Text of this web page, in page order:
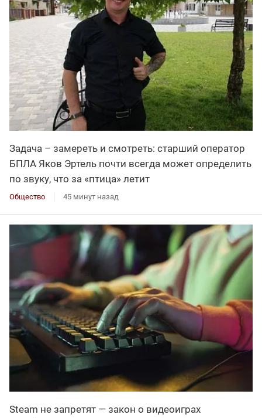
Задача – замереть и смотреть: старший оператор
БПЛА Яков Эртель почти всегда может определить
по звуку, что за «птица» летит
Общество 45 минут назад
Steam не запретят — закон о видеоиграх